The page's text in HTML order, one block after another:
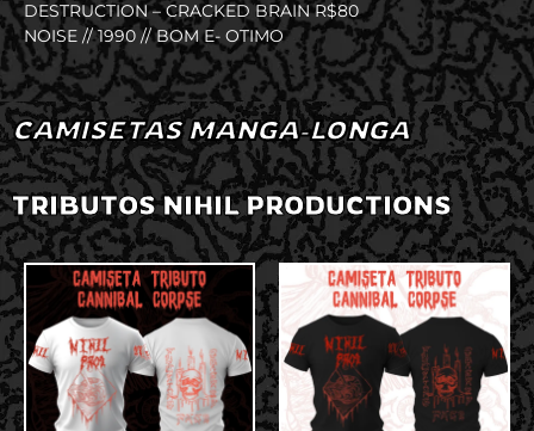
DESTRUCTION – CRACKED BRAIN R$80
NOISE // 1990 // BOM E- OTIMO
CAMISETAS MANGA-LONGA
TRIBUTOS NIHIL PRODUCTIONS